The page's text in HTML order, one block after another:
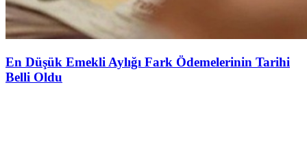
En Düşük Emekli Aylığı Fark Ödemelerinin Tarihi
Belli Oldu